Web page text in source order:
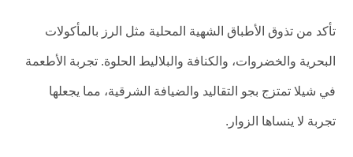
تأكد من تذوق الأطباق الشهية المحلية مثل الرز بالمأكولات
البحرية والخضروات، والكنافة والبلاليط الحلوة. تجربة الأطعمة
في شيلا تمتزج بجو التقاليد والضيافة الشرقية، مما يجعلها
تجربة لا ينساها الزوار.